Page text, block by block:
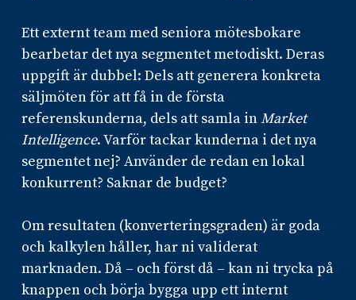
Ett externt team med seniora mötesbokare
bearbetar det nya segmentet metodiskt. Deras
uppgift är dubbel: Dels att generera konkreta
säljmöten för att få in de första
referenskunderna, dels att samla inMarket
Intelligence. Varför tackar kunderna i det nya
segmentet nej? Använder de redan en lokal
konkurrent? Saknar de budget?
Om resultaten (konverteringsgraden) är goda
och kalkylen håller, har ni validerat
marknaden. Då – och först då – kan ni trycka på
knappen och börja bygga upp ett internt